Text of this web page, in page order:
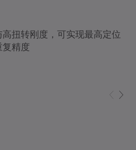
扭转刚度，可实现最高定位
精度